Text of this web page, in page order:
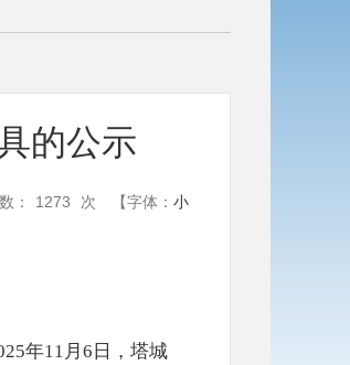
的公示
： 1273 次 【字体： 小
年11月6日，塔城